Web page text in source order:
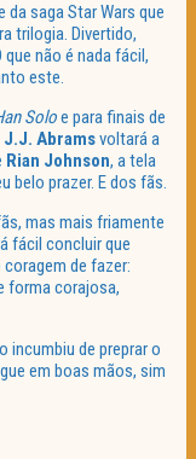
saga Star Wars que
trilogia. Divertido,
não é nada fácil,
este.
Soloe para finais de
J.J. Abramsvoltará a
Rian Johnson, a tela
belo prazer. E dos fãs.
mas mais friamente
fácil concluir que
de fazer:
forma corajosa,
incumbiu de preprar o
em boas mãos, sim